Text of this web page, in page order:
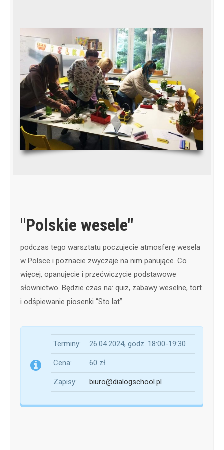
"Polskie wesele"
podczas tego warsztatu poczujecie atmosferę wesela
w Polsce i poznacie zwyczaje na nim panujące. Co
więcej, opanujecie i przećwiczycie podstawowe
słownictwo. Będzie czas na: quiz, zabawy weselne, tort
i odśpiewanie piosenki “Sto lat”.
Terminy: 26.04.2024, godz. 18:00-19:30
Cena: 60 zł
Zapisy: biuro@dialogschool.pl